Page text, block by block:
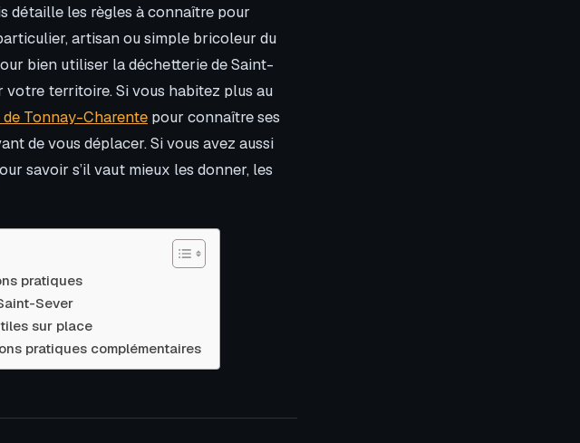
détaille les règles à connaître pour
artisan ou simple bricoleur du
bien utiliser la déchetterie de Saint-
territoire. Si vous habitez plus au
Tonnay-Charente pour connaître ses
de vous déplacer. Si vous avez aussi
savoir s’il vaut mieux les donner, les
pratiques
Sever
sur place
pratiques complémentaires